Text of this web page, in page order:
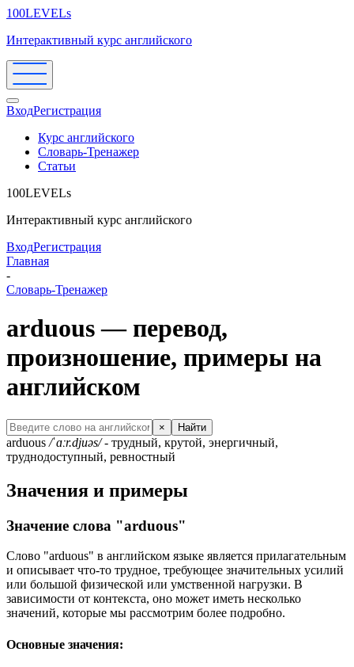
100LEVELs
Интерактивный курс английского
ВходРегистрация
Курс английского
Словарь-Тренажер
Статьи
100LEVELs
Интерактивный курс английского
ВходРегистрация
Главная
-
Словарь-Тренажер
arduous — перевод,
произношение, примеры на
английском
× Найти
arduous /ˈɑːr.djuəs/- трудный, крутой, энергичный,
труднодоступный, ревностный
Значения и примеры
Значение слова "arduous"
Слово "arduous" в английском языке является прилагательным
и описывает что-то трудное, требующее значительных усилий
или большой физической или умственной нагрузки. В
зависимости от контекста, оно может иметь несколько
значений, которые мы рассмотрим более подробно.
Основные значения: